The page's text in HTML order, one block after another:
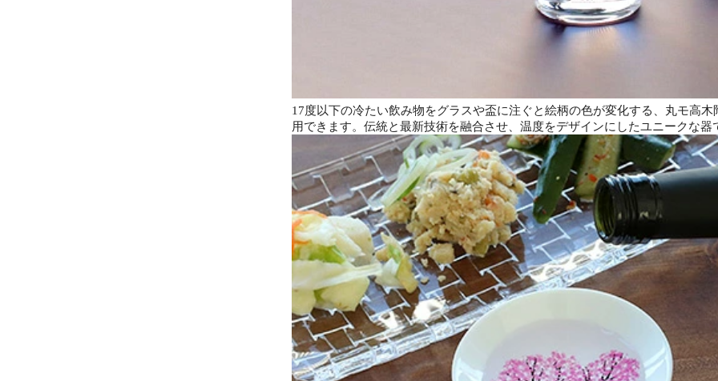
17度以下の冷たい飲み物をグラスや盃に注ぐと絵柄の色が変化する、丸モ高
用できます。伝統と最新技術を融合させ、温度をデザインにしたユニークな器